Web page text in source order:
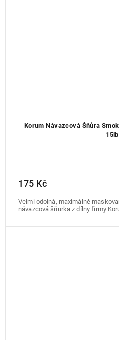
Korum Návazcová Šňůra
15lb
175 Kč
Velmi odolná, maximálně
návazcová šňůrka z dílny firmy